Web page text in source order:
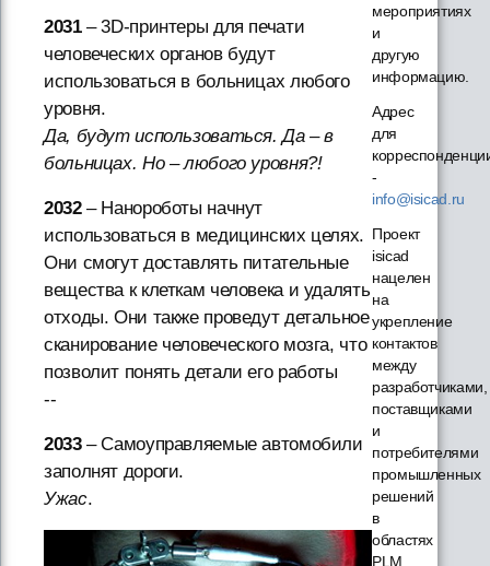
2031– 3D-принтеры для печати
человеческих органов будут
использоваться в больницах любого
уровня.
Да, будут использоваться. Да – в
больницах. Но – любого уровня?!
2032– Нанороботы начнут
использоваться в медицинских целях.
Они смогут доставлять питательные
вещества к клеткам человека и удалять
отходы. Они также проведут детальное
сканирование человеческого мозга, что
позволит понять детали его работы
--
2033– Самоуправляемые автомобили
заполнят дороги.
Ужас.
мероприятиях
и
другую
информацию.
Адрес
для
-
info@isicad.ru
Проект
isicad
нацелен
на
укрепление
контактов
между
разработчиками,
поставщиками
и
потребителями
промышленных
решений
в
областях
PLM